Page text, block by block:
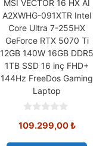
MSI VECTOR 16 HX AI
A2XWHG-091XTR Intel
Core Ultra 7-255HX
GeForce RTX 5070 Ti
12GB 140W 16GB DDR5
1TB SSD 16 inç FHD+
144Hz FreeDos Gaming
Laptop
o
t
109.299,00₺